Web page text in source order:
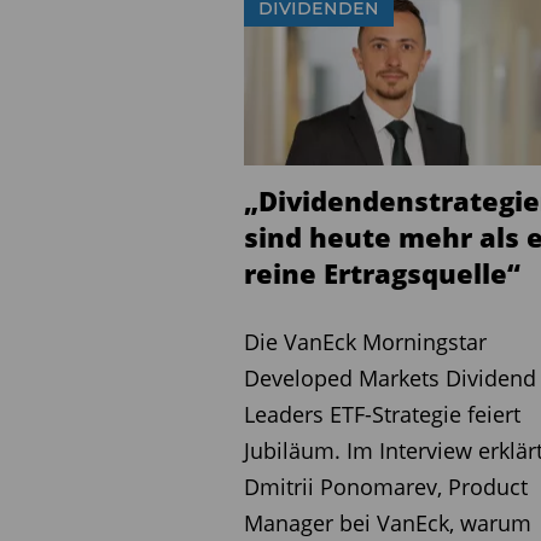
eine
zwölf Monate für
Gewinnschätzungen erst
werden würden. Dabei
der Anleger schon
Regierungskoalition
freundlicher gesinnt sein
eines
dürften. Angesichts der
jedoch eherNebenwerte
Zu den
Berliner
von Metzler Asset
DIVIDENDEN
sind heute mehr als
reine Ertragsquelle“
Die VanEck Morningstar
Developed Markets Dividend
Leaders ETF-Strategie feiert
Jubiläum. Im Interview
Dmitrii Ponomarev, Product
Manager bei VanEck, warum